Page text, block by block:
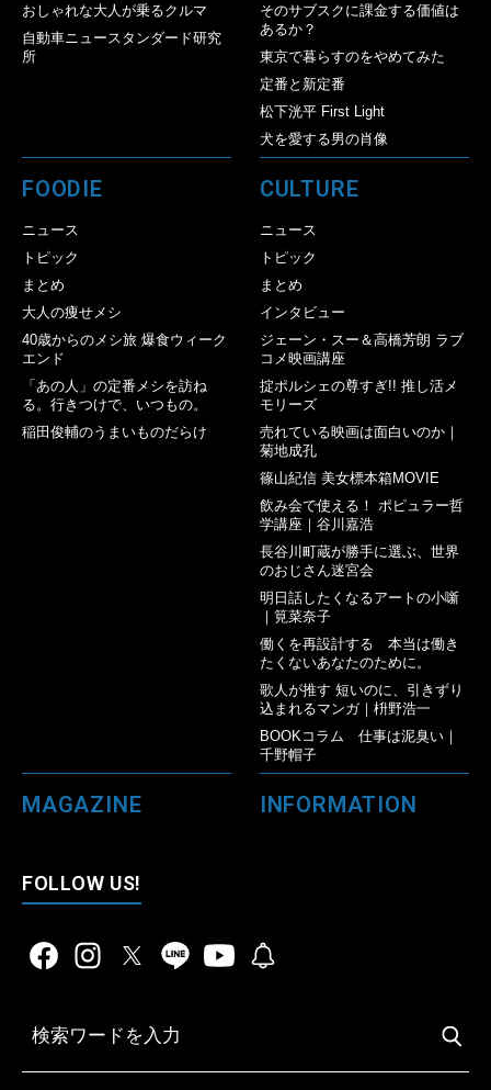
おしゃれな大人が乗るクルマ
自動車ニュースタンダード研究
所
そのサブスクに課金する価値は
あるか？
東京で暮らすのをやめてみた
定番と新定番
松下洸平 First Light
犬を愛する男の肖像
FOODIE
ニュース
トピック
まとめ
大人の痩せメシ
40歳からのメシ旅 爆食ウィーク
エンド
「あの人」の定番メシを訪ね
る。行きつけで、いつもの。
稲田俊輔のうまいものだらけ
CULTURE
ニュース
トピック
まとめ
インタビュー
ジェーン・スー＆高橋芳朗 ラブ
コメ映画講座
掟ポルシェの尊すぎ!! 推し活メ
モリーズ
売れている映画は面白いのか｜
菊地成孔
篠山紀信 美女標本箱MOVIE
飲み会で使える！ ポピュラー哲
学講座｜谷川嘉浩
長谷川町蔵が勝手に選ぶ、世界
のおじさん迷宮会
明日話したくなるアートの小噺
｜筧菜奈子
働くを再設計する 本当は働き
たくないあなたのために。
歌人が推す 短いのに、引きずり
込まれるマンガ｜枡野浩一
BOOKコラム 仕事は泥臭い｜
千野帽子
MAGAZINE INFORMATION
FOLLOW US!